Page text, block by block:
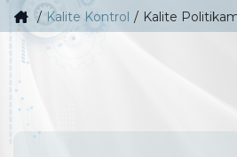
/ Kalite Kontrol / Kalite